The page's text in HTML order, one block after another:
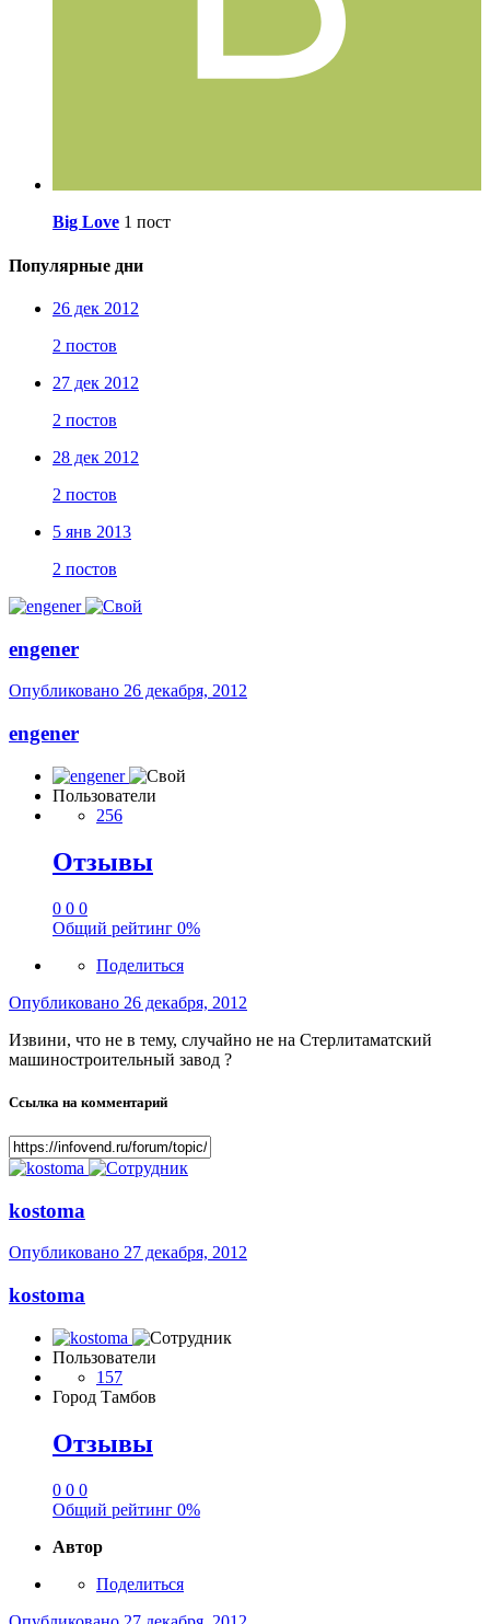
Big Love 1 пост
Популярные дни
26 дек 2012
2 постов
27 дек 2012
2 постов
28 дек 2012
2 постов
5 янв 2013
2 постов
engener
Опубликовано 26 декабря, 2012
engener
Пользователи
256
Отзывы
0 0 0
Общий рейтинг 0%
Поделиться
Опубликовано 26 декабря, 2012
Извини, что не в тему, случайно не на Стерлитаматский
машиностроительный завод ?
Ссылка на комментарий
kostoma
Опубликовано 27 декабря, 2012
kostoma
Пользователи
157
Город Тамбов
Отзывы
0 0 0
Общий рейтинг 0%
Автор
Поделиться